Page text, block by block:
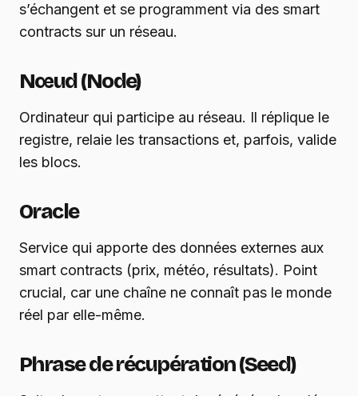
s’échangent et se programment via des smart
contracts sur un réseau.
Nœud (Node)
Ordinateur qui participe au réseau. Il réplique le
registre, relaie les transactions et, parfois, valide
les blocs.
Oracle
Service qui apporte des données externes aux
smart contracts (prix, météo, résultats). Point
crucial, car une chaîne ne connaît pas le monde
réel par elle-même.
Phrase de récupération (Seed)